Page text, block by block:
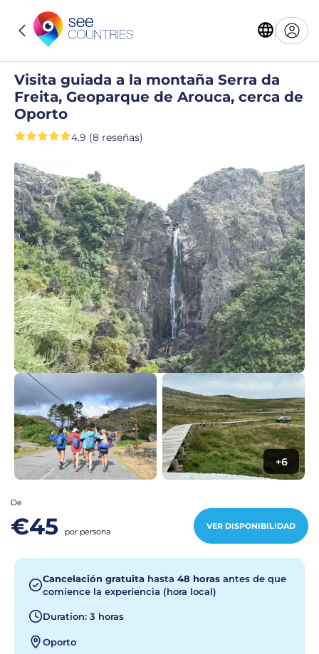
Visita guiada a la montaña Serra da
Freita, Geoparque de Arouca, cerca de
Oporto
4.9 (8 reseñas)
+6
De
€45 por persona
VER DISPONIBILIDAD
Cancelación gratuita hasta 48 horas antes de que
comience la experiencia (hora local)
Duration: 3 horas
Oporto